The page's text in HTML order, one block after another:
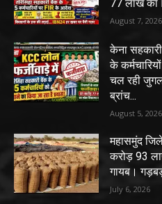
77 लाख का
August 7, 2026
केना
के
चल रही
ब्रांच...
August 5, 2026
महासमुंद
करोड़ 93
गायब।
July 6, 2026